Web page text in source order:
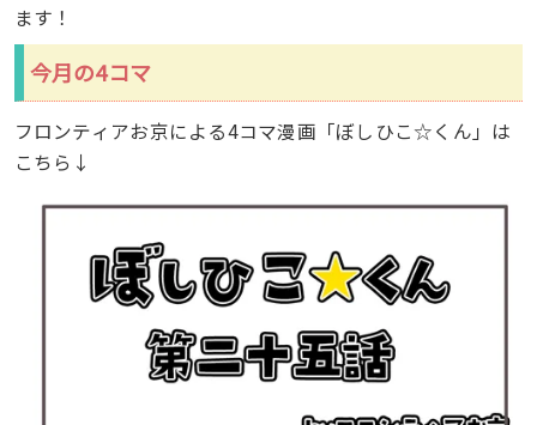
ます！
今月の4コマ
フロンティアお京による4コマ漫画「ぼしひこ☆くん」は
こちら↓